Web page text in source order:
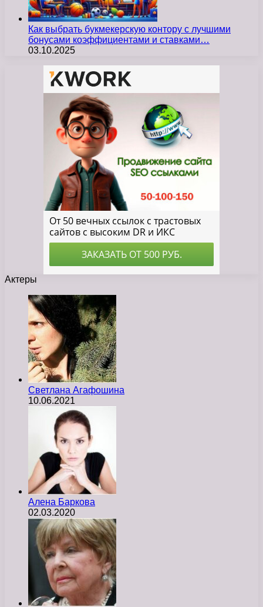
Как выбрать букмекерскую контору с лучшими
бонусами коэффициентами и ставками…
03.10.2025
Актеры
Светлана Агафошина
10.06.2021
Алена Баркова
02.03.2020